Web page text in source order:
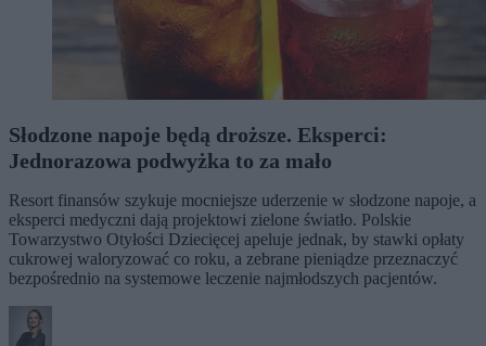
Słodzone napoje będą droższe. Eksperci:
Jednorazowa podwyżka to za mało
Resort finansów szykuje mocniejsze uderzenie w słodzone napoje, a
eksperci medyczni dają projektowi zielone światło. Polskie
Towarzystwo Otyłości Dziecięcej apeluje jednak, by stawki opłaty
cukrowej waloryzować co roku, a zebrane pieniądze przeznaczyć
bezpośrednio na systemowe leczenie najmłodszych pacjentów.